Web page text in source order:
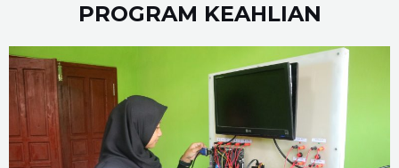
PROGRAM KEAHLIAN